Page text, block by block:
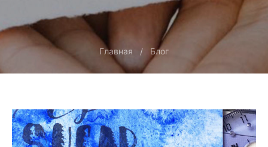
Главная Блог